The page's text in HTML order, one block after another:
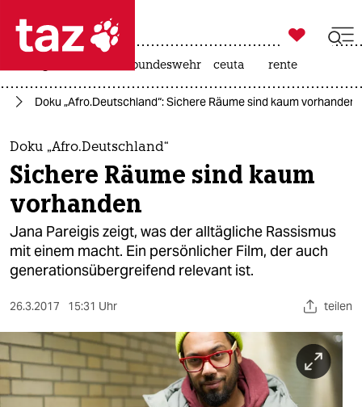
 taz zahl ich
taz zahl ich
themen
politik
öko
gesellschaft
sport
berlin
nord

taz zahl ich
bundeswehr ceuta rente
Doku „Afro.Deutschland“: Sichere Räume sind kaum vorhanden
Doku „Afro.Deutschland“
Sichere Räume sind kaum
vorhanden
Jana Pareigis zeigt, was der alltägliche Rassismus
mit einem macht. Ein persönlicher Film, der auch
generationsübergreifend relevant ist.
26.3.2017 15:31 Uhr teilen